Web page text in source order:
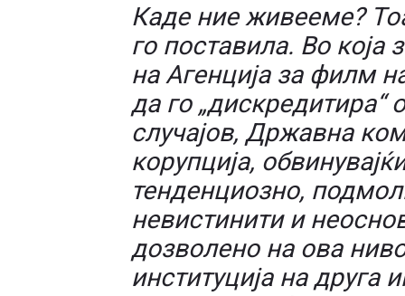
Каде ние живееме?
го поставила. Во која
на Агенција за филм
да го „дискредитира“
случајов, Државна
корупција,
тенденциозно,
невистинити и
дозволено на ова
институција на друга